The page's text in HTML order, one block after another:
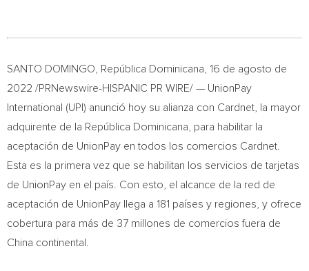
SANTO DOMINGO , República Dominicana
16 de agosto de
2022 /PRNewswire-HISPANIC PR WIRE/ — UnionPay
International (UPI) anunció hoy su alianza con Cardnet, la mayor
adquirente de la República Dominicana, para habilitar la
aceptación de UnionPay en todos los comercios Cardnet.
Esta es la primera vez que se habilitan los servicios de tarjetas
de UnionPay en el país. Con esto, el alcance de la red de
aceptación de UnionPay llega a 181 países y regiones, y ofrece
cobertura para más de 37 millones de comercios fuera de
China continental.